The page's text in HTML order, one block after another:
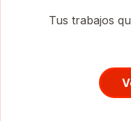
Tus trabajos